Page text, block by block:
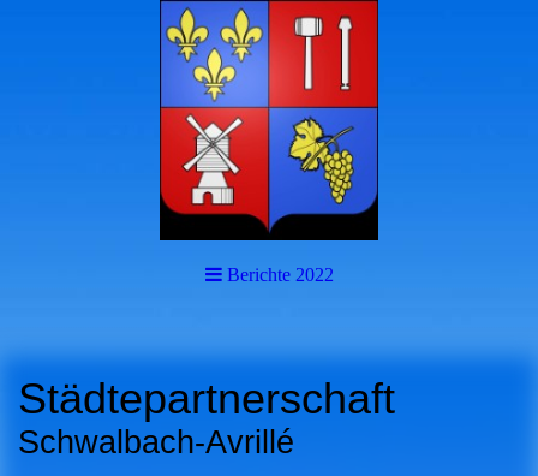
Berichte 2022
Städtepartnerschaft
Schwalbach-Avrillé